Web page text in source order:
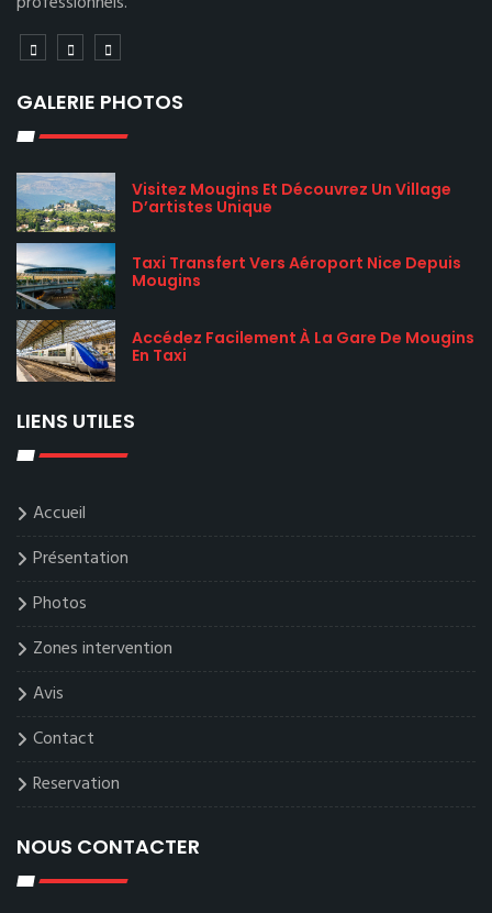
GALERIE PHOTOS
Visitez Mougins Et Découvrez Un Village
D’artistes Unique
Taxi Transfert Vers Aéroport Nice Depuis
Mougins
Accédez Facilement À La Gare De Mougins
En Taxi
LIENS UTILES
Accueil
Présentation
Photos
Zones intervention
Avis
Contact
Reservation
NOUS CONTACTER